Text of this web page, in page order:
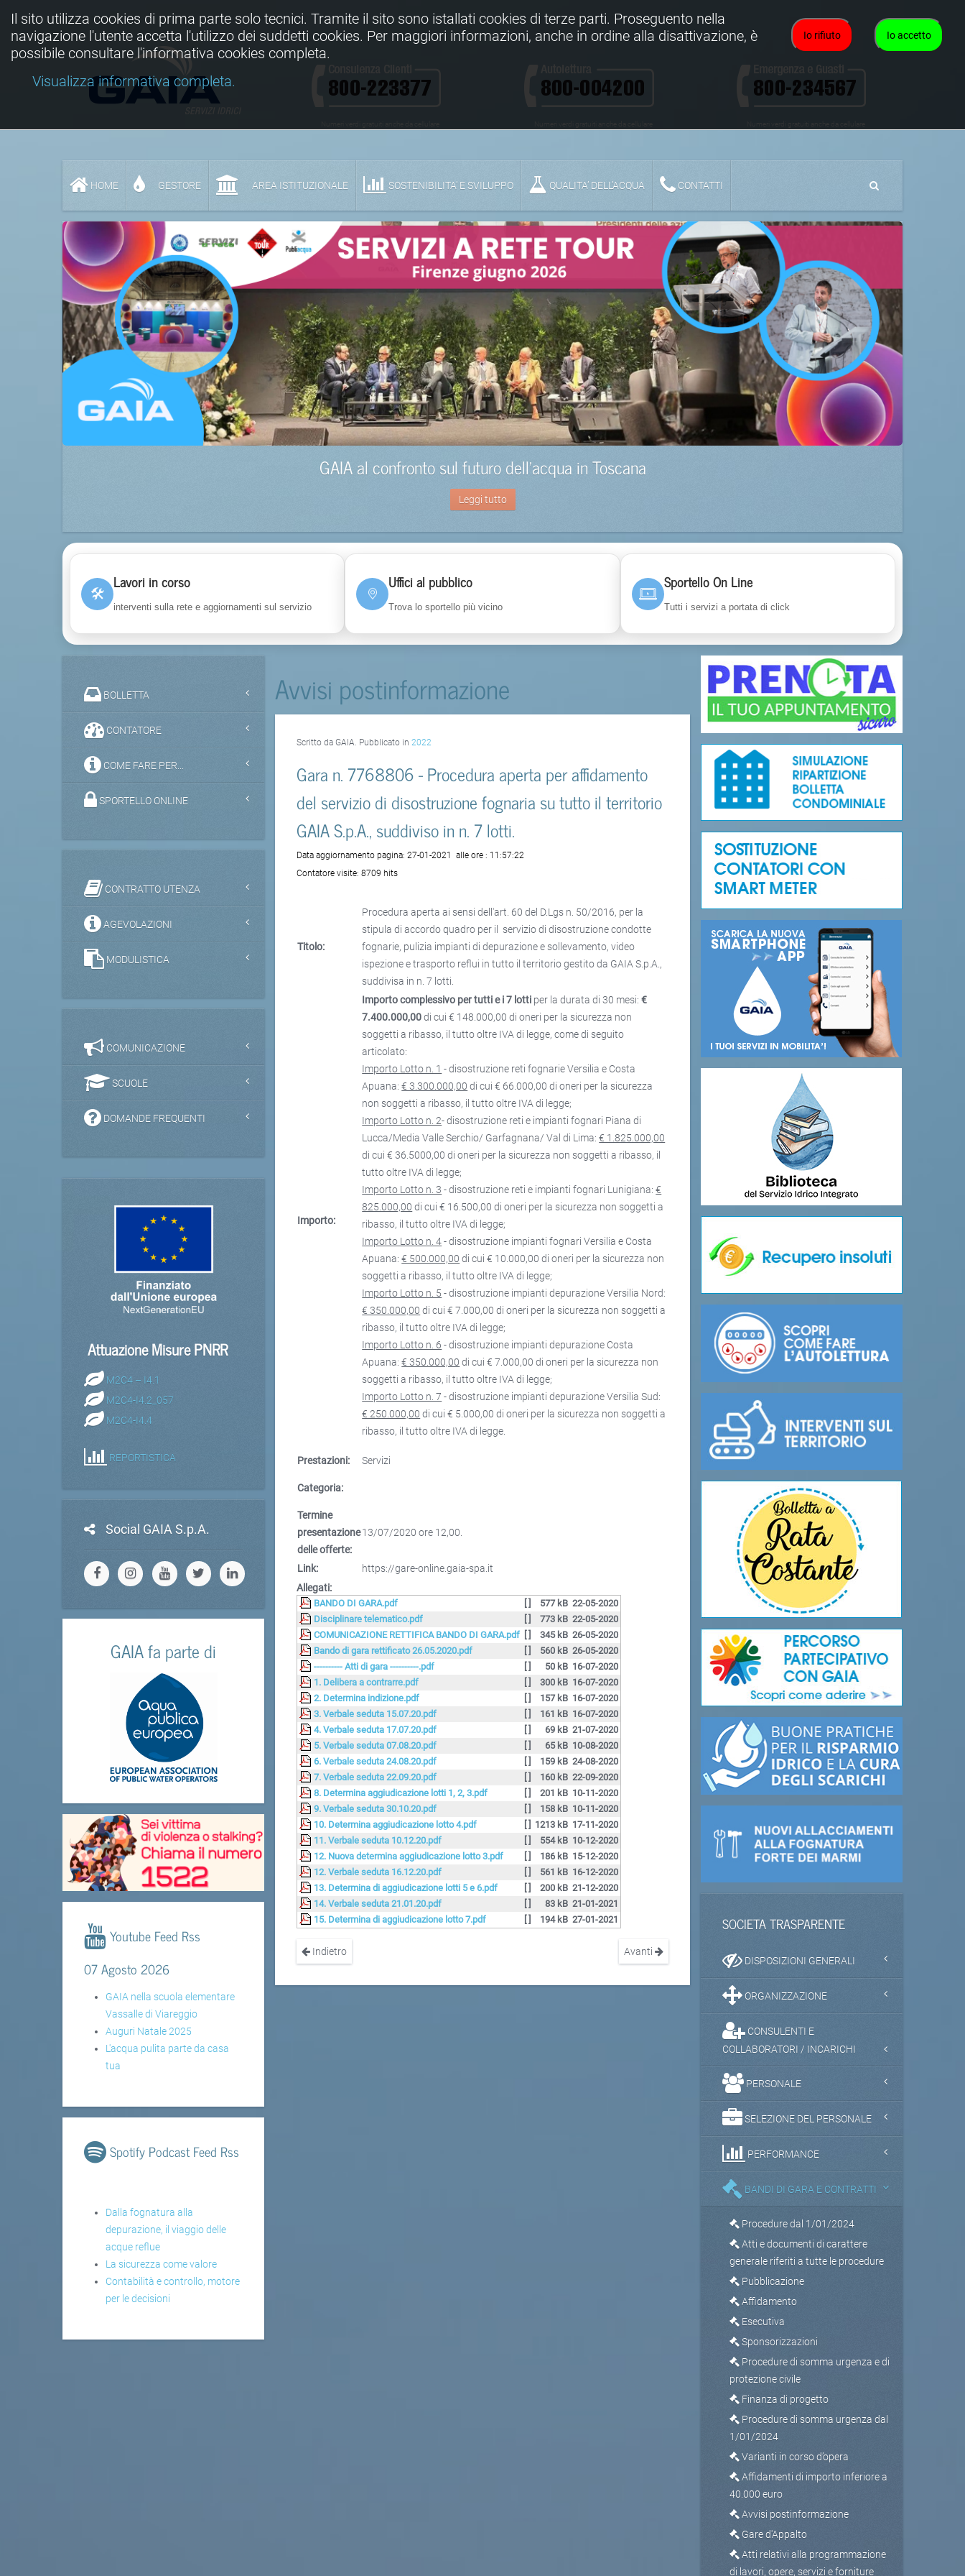
HOME GESTORE AREA ISTITUZIONALE SOSTENIBILITA' E SVILUPPO QUALITA’ DELL’ACQUA CONTATTI
GAIA al confronto sul futuro dell’acqua in Toscana
Leggi tutto
🛠
Lavori in corso
interventi sulla rete e aggiornamenti sul servizio
Uffici al pubblico
Trova lo sportello più vicino
Sportello On Line
Tutti i servizi a portata di click
Avvisi postinformazione
Scritto da GAIA. Pubblicato in2022
Gara n. 7768806 - Procedura aperta per affidamento
del servizio di disostruzione fognaria su tutto il territorio
GAIA S.p.A., suddiviso in n. 7 lotti.
Data aggiornamento pagina:27-01-2021 alle ore : 11:57:22
Contatore visite:8709 hits
Titolo:
Procedura aperta ai sensi dell'art. 60 del D.Lgs n. 50/2016, per la
stipula di accordo quadro per il servizio di disostruzione condotte
fognarie, pulizia impianti di depurazione e sollevamento, video
ispezione e trasporto reflui in tutto il territorio gestito da GAIA S.p.A.,
suddivisa in n. 7 lotti.
Importo:
Importo complessivo per tutti e i 7 lotti per la durata di 30 mesi:€
7.400.000,00di cui € 148.000,00 di oneri per la sicurezza non
soggetti a ribasso, il tutto oltre IVA di legge, come di seguito
articolato:
Importo Lotto n. 1 - disostruzione reti fognarie Versilia e Costa
Apuana:€ 3.300.000,00 di cui € 66.000,00 di oneri per la sicurezza
non soggetti a ribasso, il tutto oltre IVA di legge;
Importo Lotto n. 2- disostruzione reti e impianti fognari Piana di
Lucca/Media Valle Serchio/ Garfagnana/ Val di Lima:€ 1.825.000,00
di cui € 36.5000,00 di oneri per la sicurezza non soggetti a ribasso, il
tutto oltre IVA di legge;
Importo Lotto n. 3 - disostruzione reti e impianti fognari Lunigiana:€
825.000,00 di cui € 16.500,00 di oneri per la sicurezza non soggetti a
ribasso, il tutto oltre IVA di legge;
Importo Lotto n. 4- disostruzione impianti fognari Versilia e Costa
Apuana:€ 500.000,00 di cui € 10.000,00 di oneri per la sicurezza non
soggetti a ribasso, il tutto oltre IVA di legge;
Importo Lotto n. 5 - disostruzione impianti depurazione Versilia Nord:
€ 350.000,00 di cui € 7.000,00 di oneri per la sicurezza non soggetti a
ribasso, il tutto oltre IVA di legge;
Importo Lotto n. 6 - disostruzione impianti depurazione Costa
Apuana:€ 350.000,00 di cui € 7.000,00 di oneri per la sicurezza non
soggetti a ribasso, il tutto oltre IVA di legge;
Importo Lotto n. 7 - disostruzione impianti depurazione Versilia Sud:
€ 250.000,00 di cui € 5.000,00 di oneri per la sicurezza non soggetti a
ribasso, il tutto oltre IVA di legge.
Prestazioni: Servizi
Categoria:
Termine
presentazione
delle offerte:
13/07/2020 ore 12,00.
Link:
https://gare-online.gaia-spa.it
Allegati:
BANDO DI GARA.pdf [ ] 577 kB 22-05-2020
Disciplinare telematico.pdf
[ ] 773 kB 22-05-2020
COMUNICAZIONE RETTIFICA BANDO DI GARA.pdf [ ] 345 kB 26-05-2020
Bando di gara rettificato 26.05.2020.pdf
[ ] 560 kB 26-05-2020
---------- Atti di gara ----------.pdf
[ ] 50 kB 16-07-2020
1. Delibera a contrarre.pdf
[ ] 300 kB 16-07-2020
2. Determina indizione.pdf
[ ] 157 kB 16-07-2020
3. Verbale seduta 15.07.20.pdf
[ ] 161 kB 16-07-2020
4. Verbale seduta 17.07.20.pdf
[ ] 69 kB 21-07-2020
5. Verbale seduta 07.08.20.pdf
[ ] 65 kB 10-08-2020
6. Verbale seduta 24.08.20.pdf
[ ] 159 kB 24-08-2020
7. Verbale seduta 22.09.20.pdf
[ ] 160 kB 22-09-2020
8. Determina aggiudicazione lotti 1, 2, 3.pdf
[ ] 201 kB 10-11-2020
9. Verbale seduta 30.10.20.pdf
[ ] 158 kB 10-11-2020
10. Determina aggiudicazione lotto 4.pdf
[ ] 1213 kB 17-11-2020
11. Verbale seduta 10.12.20.pdf
[ ] 554 kB 10-12-2020
12. Nuova determina aggiudicazione lotto 3.pdf
[ ] 186 kB 15-12-2020
12. Verbale seduta 16.12.20.pdf
[ ] 561 kB 16-12-2020
13. Determina di aggiudicazione lotti 5 e 6.pdf
[ ] 200 kB 21-12-2020
14. Verbale seduta 21.01.20.pdf
[ ] 83 kB 21-01-2021
15. Determina di aggiudicazione lotto 7.pdf
[ ] 194 kB 27-01-2021
Indietro Avanti
BOLLETTA
CONTATORE
COME FARE PER...
SPORTELLO ONLINE
CONTRATTO UTENZA
AGEVOLAZIONI
MODULISTICA
COMUNICAZIONE
SCUOLE
DOMANDE FREQUENTI
Attuazione Misure PNRR
M2C4 – I4.1
M2C4-I4.2_057
M2C4-I4.4
REPORTISTICA
Social GAIA S.p.A.
GAIA fa parte di
Youtube Feed Rss
07 Agosto 2026
GAIA nella scuola elementare
Vassalle di Viareggio
Auguri Natale 2025
L'acqua pulita parte da casa
tua
Spotify Podcast Feed Rss
Dalla fognatura alla
depurazione, il viaggio delle
acque reflue
La sicurezza come valore
Contabilità e controllo, motore
per le decisioni
SOCIETA TRASPARENTE
DISPOSIZIONI GENERALI
ORGANIZZAZIONE
CONSULENTI E
COLLABORATORI / INCARICHI
PERSONALE
SELEZIONE DEL PERSONALE
PERFORMANCE
BANDI DI GARA E CONTRATTI
Procedure dal 1/01/2024
Atti e documenti di carattere
generale riferiti a tutte le procedure
Pubblicazione
Affidamento
Esecutiva
Sponsorizzazioni
Procedure di somma urgenza e di
protezione civile
Finanza di progetto
Procedure di somma urgenza dal
1/01/2024
Varianti in corso d’opera
Affidamenti di importo inferiore a
40.000 euro
Avvisi postinformazione
Gare d'Appalto
Atti relativi alla programmazione
di lavori, opere, servizi e forniture
Io accetto
Io rifiuto
Il sito utilizza cookies di prima parte solo tecnici. Tramite il sito sono istallati cookies di terze parti. Proseguento nella
navigazione l'utente accetta l'utilizzo dei suddetti cookies. Per maggiori informazioni, anche in ordine alla disattivazione, è
possibile consultare l'informativa cookies completa.
Visualizza informativa completa.